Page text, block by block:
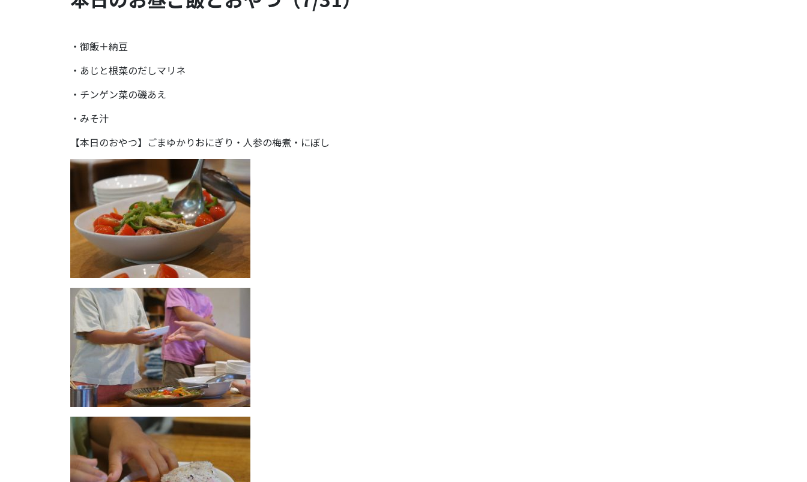
・御飯＋納豆
・あじと根菜のだしマリネ
・チンゲン菜の磯あえ
・みそ汁
【本日のおやつ】ごまゆかりおにぎり・人参の梅煮・にぼし